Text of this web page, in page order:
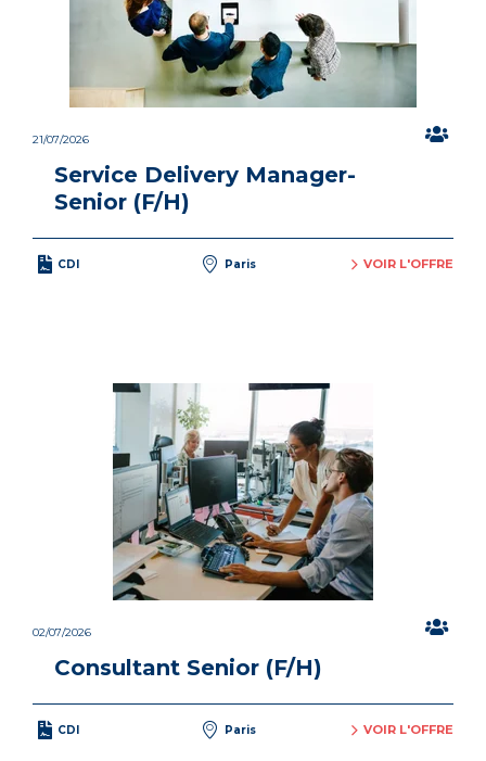
21/07/2026
Service Delivery Manager-
Senior (F/H)
CDI Paris VOIR L'OFFRE
02/07/2026
Consultant Senior (F/H)
CDI Paris VOIR L'OFFRE